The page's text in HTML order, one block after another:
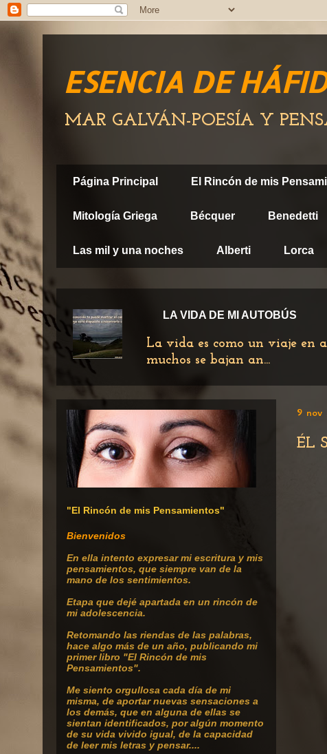
ESENCIA DE
MAR GALVÁN-POESÍA Y
Página Principal El Rincón de mis
Mitología Griega Bécquer Benedetti
Las mil y una noches Alberti Lorca
LA VIDA DE MI AUTOBÚS
La vida es como un viaje en
muchos se bajan an...
9 nov
ÉL
"El Rincón de mis Pensamientos"
Bienvenidos
En ella intento expresar mi escritura y mis
pensamientos, que siempre van de la
mano de los sentimientos.
Etapa que dejé apartada en un rincón de
mi adolescencia.
Retomando las riendas de las palabras,
hace algo más de un año, publicando mi
primer libro "El Rincón de mis
Pensamientos".
Me siento orgullosa cada día de mi
misma, de aportar nuevas sensaciones a
los demás, que en alguna de ellas se
sientan identificados, por algún momento
de su vida vivido igual, de la capacidad
de leer mis letras y pensar....